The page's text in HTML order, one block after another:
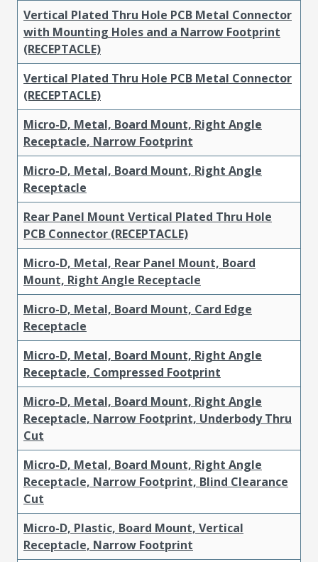
Vertical Plated Thru Hole PCB Metal Connector
with Mounting Holes and a Narrow Footprint
(RECEPTACLE)
Vertical Plated Thru Hole PCB Metal Connector
(RECEPTACLE)
Micro-D, Metal, Board Mount, Right Angle
Receptacle, Narrow Footprint
Micro-D, Metal, Board Mount, Right Angle
Receptacle
Rear Panel Mount Vertical Plated Thru Hole
PCB Connector (RECEPTACLE)
Micro-D, Metal, Rear Panel Mount, Board
Mount, Right Angle Receptacle
Micro-D, Metal, Board Mount, Card Edge
Receptacle
Micro-D, Metal, Board Mount, Right Angle
Receptacle, Compressed Footprint
Micro-D, Metal, Board Mount, Right Angle
Receptacle, Narrow Footprint, Underbody Thru
Cut
Micro-D, Metal, Board Mount, Right Angle
Receptacle, Narrow Footprint, Blind Clearance
Cut
Micro-D, Plastic, Board Mount, Vertical
Receptacle, Narrow Footprint